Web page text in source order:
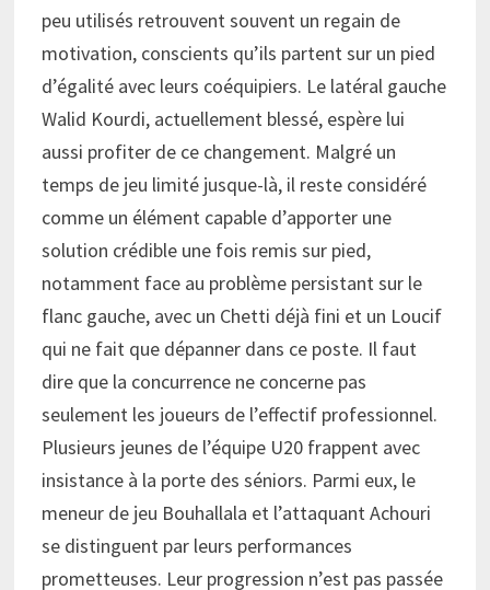
peu utilisés retrouvent souvent un regain de
motivation, conscients qu’ils partent sur un pied
d’égalité avec leurs coéquipiers. Le latéral gauche
Walid Kourdi, actuellement blessé, espère lui
aussi profiter de ce changement. Malgré un
temps de jeu limité jusque-là, il reste considéré
comme un élément capable d’apporter une
solution crédible une fois remis sur pied,
notamment face au problème persistant sur le
flanc gauche, avec un Chetti déjà fini et un Loucif
qui ne fait que dépanner dans ce poste. Il faut
dire que la concurrence ne concerne pas
seulement les joueurs de l’effectif professionnel.
Plusieurs jeunes de l’équipe U20 frappent avec
insistance à la porte des séniors. Parmi eux, le
meneur de jeu Bouhallala et l’attaquant Achouri
se distinguent par leurs performances
prometteuses. Leur progression n’est pas passée